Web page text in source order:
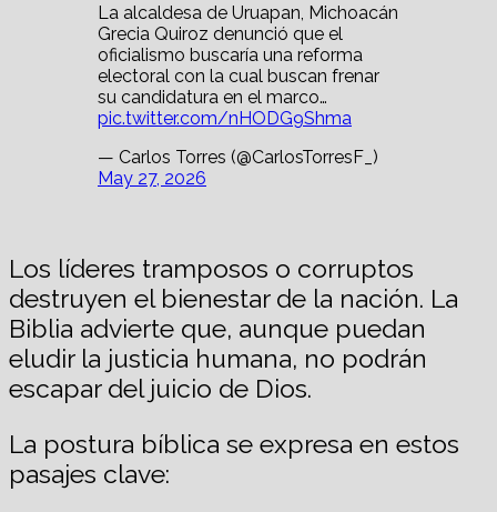
La alcaldesa de Uruapan, Michoacán
Grecia Quiroz denunció que el
oficialismo buscaría una reforma
electoral con la cual buscan frenar
su candidatura en el marco…
pic.twitter.com/nHODG9Shma
— Carlos Torres (@CarlosTorresF_)
May 27, 2026
Los líderes tramposos o corruptos
destruyen el bienestar de la nación. La
Biblia advierte que, aunque puedan
eludir la justicia humana, no podrán
escapar del juicio de Dios.
La postura bíblica se expresa en estos
pasajes clave: